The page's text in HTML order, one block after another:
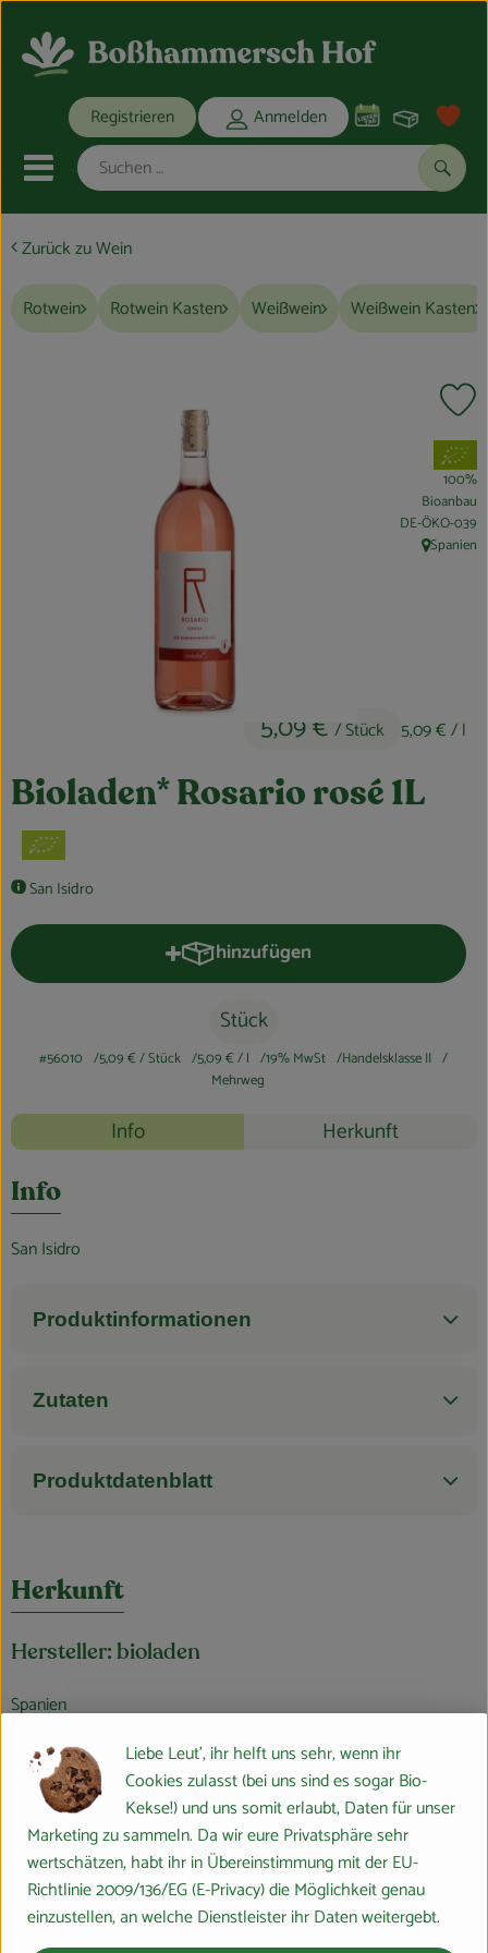
Registrieren Anmelden
Mobiles Menu öffnen oder
Bio-Kochkisten
Haus, Garten & Co.
So geht’s
Über uns
Blog
Zurück zu Wein
Rotwein Rotwein Kasten Weißwein Weißwein Kasten
Bioladen* Rosario rosé 1L
San Isidro
5,09 € / Stück 5,09 €/ l
, Verband:
100%
Bioanbau
, Kontrollstelle:
DE-ÖKO-039
, Herkunft:
Spanien
hinzufügen
Produkt zum Warenkorb
Stück
#56010 5,09 €/ Stück 5,09 €/ l 19% MwSt
Handelsklasse II
Mehrweg
Rezepte
Info Herkunft
Info
San Isidro
Produktinformationen
Zutaten
Produktdatenblatt
Herkunft
Hersteller: bioladen
Spanien
Weiling GmbH
D 48653 Coesfeld
www.weiling.de
(Daten von Ecoinform)
bioladen
Liebe Leut', ihr helft uns sehr, wenn ihr
Cookies zulasst (bei uns sind es sogar Bio-
Kekse!) und uns somit erlaubt, Daten für unser
Marketing zu sammeln. Da wir eure Privatsphäre sehr
wertschätzen, habt ihr in Übereinstimmung mit der EU-
Richtlinie 2009/136/EG (E-Privacy) die Möglichkeit genau
einzustellen, an welche Dienstleister ihr Daten weitergebt.